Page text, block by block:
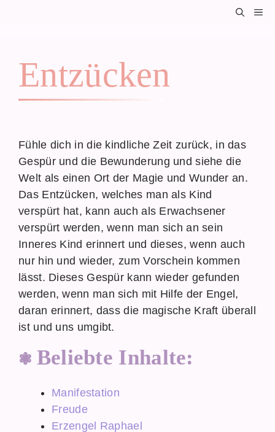
Entzücken
Fühle dich in die kindliche Zeit zurück, in das
Gespür und die Bewunderung und siehe die
Welt als einen Ort der Magie und Wunder an.
Das Entzücken, welches man als Kind
verspürt hat, kann auch als Erwachsener
verspürt werden, wenn man sich an sein
Inneres Kind erinnert und dieses, wenn auch
nur hin und wieder, zum Vorschein kommen
lässt. Dieses Gespür kann wieder gefunden
werden, wenn man sich mit Hilfe der Engel,
daran erinnert, dass die magische Kraft überall
ist und uns umgibt.
Beliebte Inhalte:
Manifestation
Freude
Erzengel Raphael